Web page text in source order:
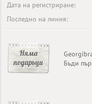
Дата на регистриране:
Последно на линия:
Няма
подаръци
Бъди